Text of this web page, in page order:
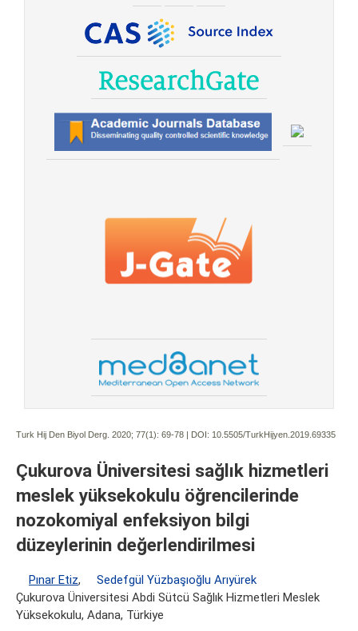
Turk Hij Den Biyol Derg. 2020; 77(1): 69-78 | DOI: 10.5505/TurkHijyen.2019.69335
Çukurova Üniversitesi sağlık hizmetleri
meslek yüksekokulu öğrencilerinde
nozokomiyal enfeksiyon bilgi
düzeylerinin değerlendirilmesi
Pınar Etiz,
Sedefgül Yüzbaşıoğlu Arıyürek
Çukurova Üniversitesi Abdi Sütcü Sağlık Hizmetleri Meslek
Yüksekokulu, Adana, Türkiye